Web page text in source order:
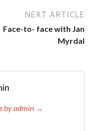
NEXT ARTICLE
Face-to- face with Jan
Myrdal
by admin →